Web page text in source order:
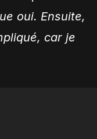
oui. Ensuite,
car je